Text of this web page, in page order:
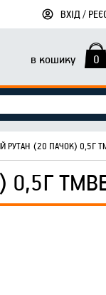
ВХІД /
в кошику 0
РУТАН (20 ПАЧОК) 0,5Г
0,5Г